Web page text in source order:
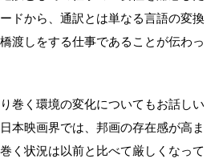
ドから、通訳とは単なる言語の変換
渡しをする仕事であることが伝わっ
巻く環境の変化についてもお話しい
本映画界では、邦画の存在感が高ま
く状況は以前と比べて厳しくなって